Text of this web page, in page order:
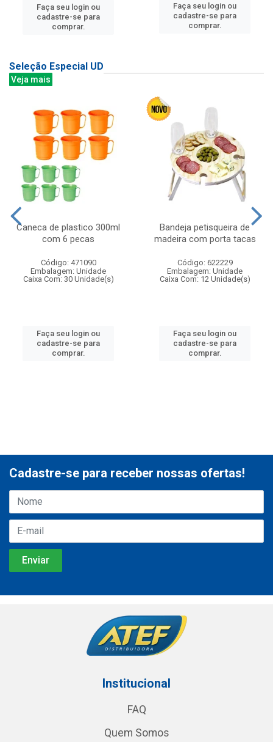
Faça seu login ou
cadastre-se para
comprar.
Faça seu login ou
cadastre-se para
comprar.
Seleção Especial UD
Veja mais
Caneca de plastico 300ml
com 6 pecas
Código: 471090
Embalagem: Unidade
Caixa Com: 30 Unidade(s)
Faça seu login ou
cadastre-se para
comprar.
Bandeja petisqueira de
madeira com porta tacas
Código: 622229
Embalagem: Unidade
Caixa Com: 12 Unidade(s)
Faça seu login ou
cadastre-se para
comprar.
Cadastre-se para receber nossas ofertas!
Institucional
FAQ
Quem Somos